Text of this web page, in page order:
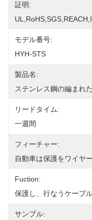
証明:
モデル番号:
HYH-STS
製品名:
ステンレス鋼の編まれ
リードタイム:
一週間
フィーチャー:
自動車は保護をワイヤ
Fuction:
保護し、行なうケーブ
サンプル: